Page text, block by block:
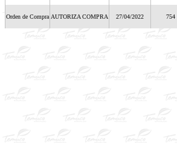
Orden de Compra AUTORIZA COMPRA 27/04/2022 754